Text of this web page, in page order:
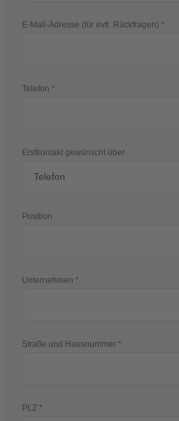
E-Mail-Adresse (für evtl. Rückfragen)
Telefon
Erstkontakt gewünscht über
Position
Unternehmen
Straße und Hausnummer
PLZ